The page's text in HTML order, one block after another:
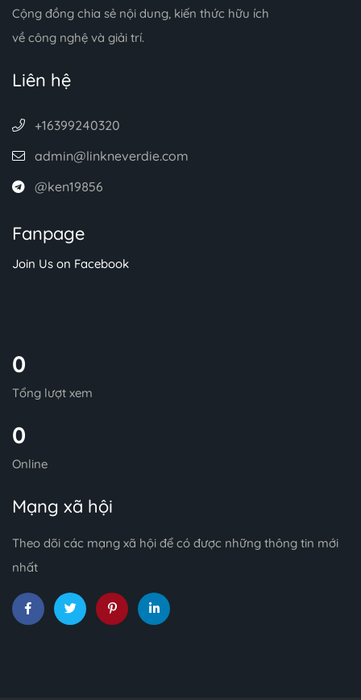
Cộng đồng chia sẻ nội dung, kiến thức hữu ích
về công nghệ và giải trí.
Liên hệ
+16399240320
admin@linkneverdie.com
@ken19856
Fanpage
Join Us on Facebook
0
Tổng lượt xem
0
Online
Mạng xã hội
Theo dõi các mạng xã hội để có được những thông tin mới
nhất